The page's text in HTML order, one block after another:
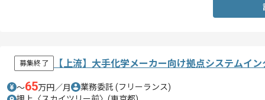
募集終了 【上流】大手化学メーカー向け拠点システムイ
〜65万円／月 業務委託 (フリーランス)